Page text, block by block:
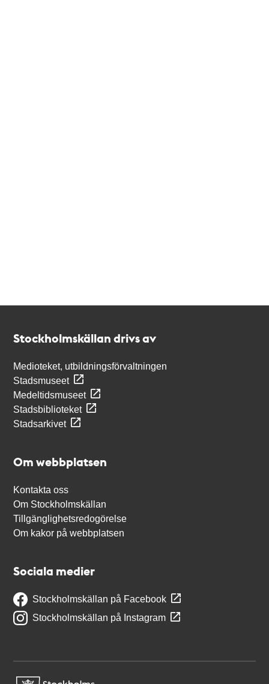
Stockholmskällan drivs av
Medioteket, utbildningsförvaltningen
Stadsmuseet
Medeltidsmuseet
Stadsbiblioteket
Stadsarkivet
Om webbplatsen
Kontakta oss
Om Stockholmskällan
Tillgänglighetsredogörelse
Om kakor på webbplatsen
Sociala medier
Stockholmskällan på Facebook
Stockholmskällan på Instagram